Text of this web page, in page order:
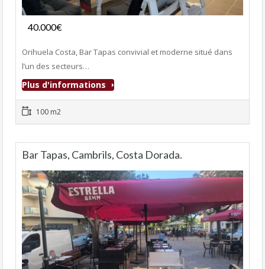
Fonds de commerce
40.000€
Orihuela Costa, Bar Tapas convivial et moderne situé dans
l’un des secteurs…
Plus d'informations
100 m2
Bar Tapas, Cambrils, Costa Dorada.